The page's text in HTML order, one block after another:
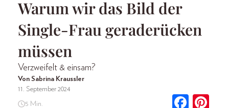
Warum wir das Bild der
Single-Frau geraderücken
müssen
Verzweifelt & einsam?
Von Sabrina Kraussler
11. September 2024
5 Min.